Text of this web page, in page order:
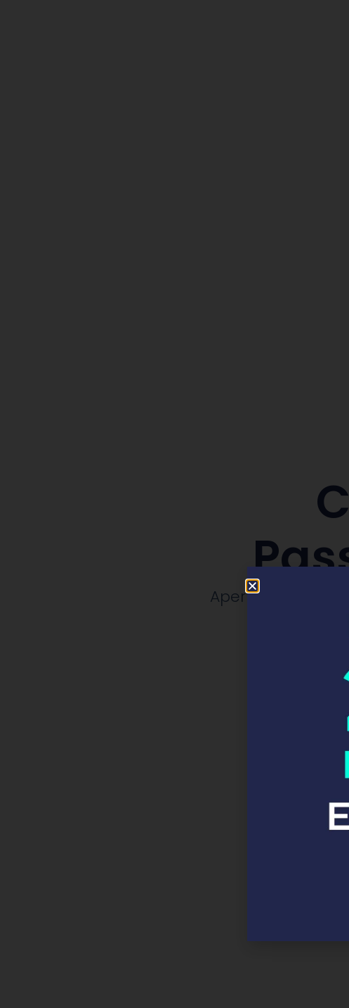
Apertura,